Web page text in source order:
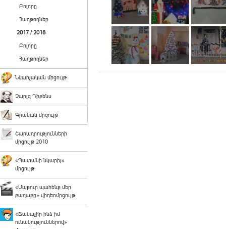
Բոլորը
Հաղթողներ
2017 / 2018
Բոլորը
Հաղթողներ
Նկարչական մրցույթ
Չարլզ Դիքենս
Գրական մրցույթ
Շարադրությունների
մրցույթ 2010
«Պատանի նկարիչ»
մրցույթ
«Մաքուր պահենք մեր
քաղաքը» վիդեոմրցույթ
«Ճանաչի՛ր ինձ իմ
ունակություններով»